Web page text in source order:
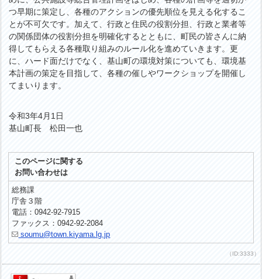
つ早期に策定し、各種のアクションの優先順位を見える化するこ
とが不可欠です。加えて、行政と住民の役割分担、行政と業者等
の関係団体の役割分担を明確化するとともに、町民の皆さんに納
得してもらえる各種取り組みのルール化を進めていきます。更
に、ハード面だけでなく、基山町の環境対策についても、環境基
本計画の策定を目指して、各種の催しやワークショップを開催し
てまいります。
令和3年4月1日
基山町長 松田一也
このページに関する
お問い合わせは
総務課
庁舎３階
電話：0942-92-7915
ファックス：0942-92-2084
soumu@town.kiyama.lg.jp
（ID:3333）